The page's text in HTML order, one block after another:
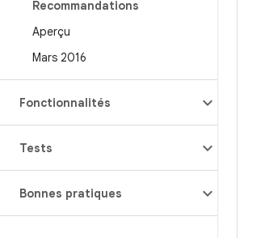
Recommandations
Aperçu
Mars 2016
Fonctionnalités
Tests
Bonnes pratiques